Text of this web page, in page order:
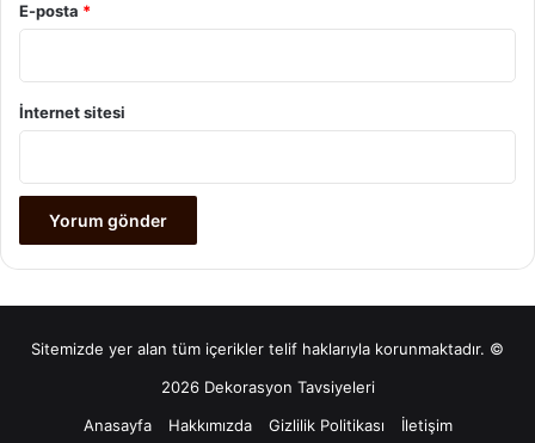
E-posta *
İnternet sitesi
Sitemizde yer alan tüm içerikler telif haklarıyla korunmaktadır. ©
2026 Dekorasyon Tavsiyeleri
Anasayfa
Hakkımızda Gizlilik Politikası İletişim